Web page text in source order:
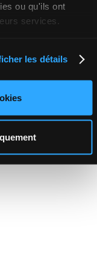
ou qu'ils ont
services.
les détails